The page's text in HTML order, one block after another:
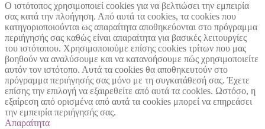
Ο ιστότοπος χρησιμοποιεί cookies για να βελτιώσει την εμπειρία
σας κατά την πλοήγηση. Από αυτά τα cookies, τα cookies που
κατηγοριοποιούνται ως απαραίτητα αποθηκεύονται στο πρόγραμμα
περιήγησής σας καθώς είναι απαραίτητα για βασικές λειτουργίες
του ιστότοπου. Χρησιμοποιούμε επίσης cookies τρίτων που μας
βοηθούν να αναλύσουμε και να κατανοήσουμε πώς χρησιμοποιείτε
αυτόν τον ιστότοπο. Αυτά τα cookies θα αποθηκευτούν στο
πρόγραμμα περιήγησής σας μόνο με τη συγκατάθεσή σας. Έχετε
επίσης την επιλογή να εξαιρεθείτε από αυτά τα cookies. Ωστόσο, η
εξαίρεση από ορισμένα από αυτά τα cookies μπορεί να επηρεάσει
την εμπειρία περιήγησής σας.
Απαραίτητα